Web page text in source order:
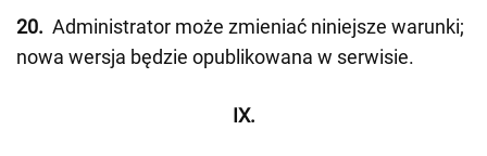
20. Administrator może zmieniać niniejsze warunki;
nowa wersja będzie opublikowana w serwisie.
IX.